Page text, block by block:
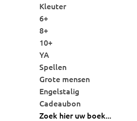
Kleuter
6+
8+
10+
YA
Spellen
Grote mensen
Engelstalig
Cadeaubon
Zoek hier uw boek...